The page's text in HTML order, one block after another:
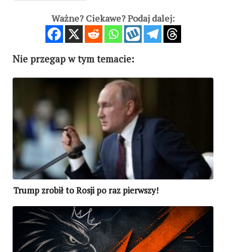
Ważne? Ciekawe? Podaj dalej:
Nie przegap w tym temacie:
Trump zrobił to Rosji po raz pierwszy!